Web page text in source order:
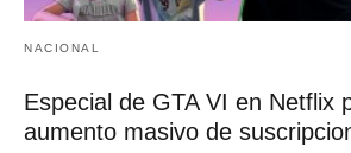
NACIONAL
Especial de GTA VI en Netflix
aumento masivo de